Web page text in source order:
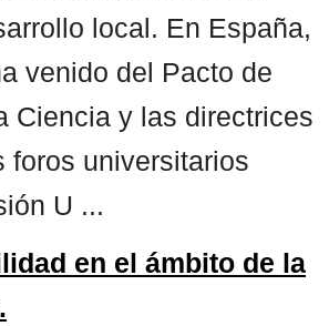
local. En España,
venido del Pacto de
Ciencia y las directrices
foros universitarios
U ...
en el ámbito de la